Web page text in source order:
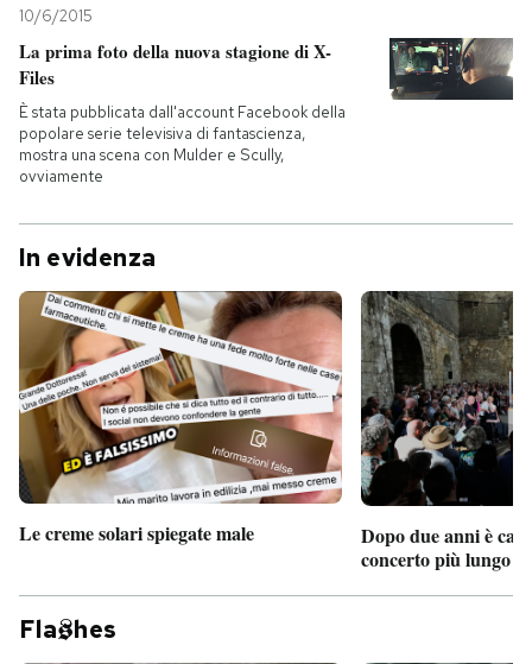
CALENDARIO
AREA PERSONALE
10/6/2015
La prima foto della nuova stagione di X-
Files
È stata pubblicata dall'account Facebook della
popolare serie televisiva di fantascienza,
mostra una scena con Mulder e Scully,
ovviamente
In evidenza
Le creme solari spiegate male
Dopo due anni è
concerto più lungo
Fla hes